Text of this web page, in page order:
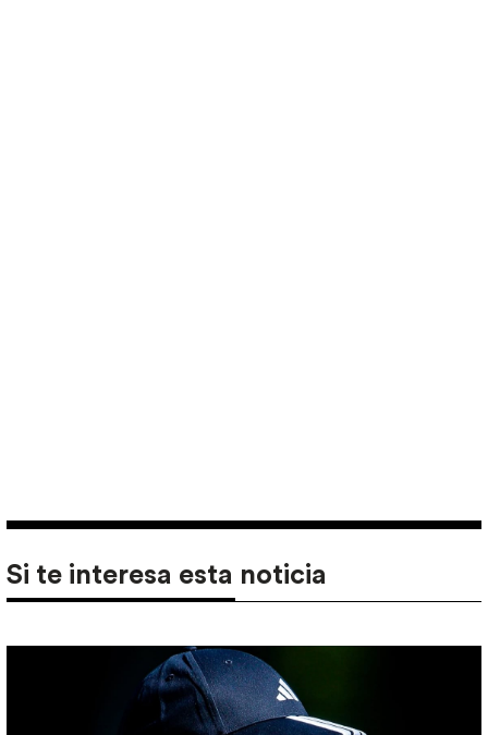
Si te interesa esta noticia